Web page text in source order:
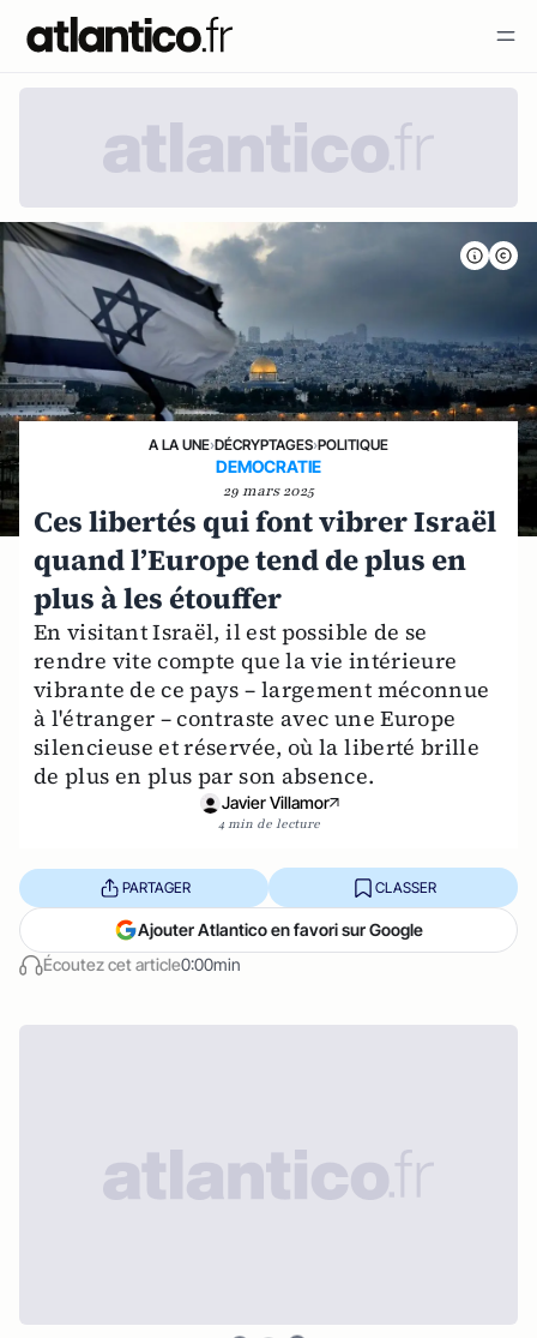
A LA UNE›DÉCRYPTAGES›POLITIQUE
DEMOCRATIE
29 mars 2025
Ces libertés qui font vibrer Israël
quand l’Europe tend de plus en
plus à les étouffer
En visitant Israël, il est possible de se
rendre vite compte que la vie intérieure
vibrante de ce pays – largement méconnue
à l'étranger – contraste avec une Europe
silencieuse et réservée, où la liberté brille
de plus en plus par son absence.
Javier Villamor
4 min de lecture
Écoutez cet article0:00min
PARTAGER CLASSER
Ajouter Atlantico en favori sur Google